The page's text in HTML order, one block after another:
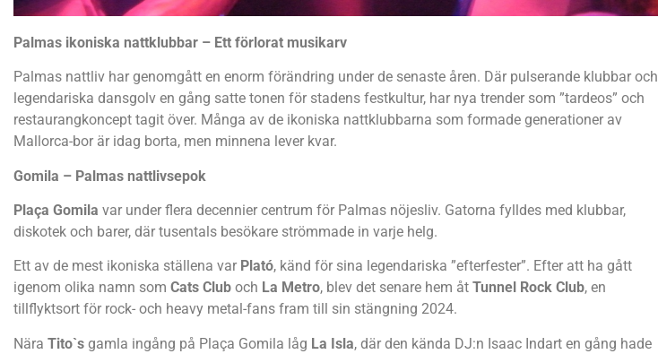
Palmas ikoniska nattklubbar – Ett förlorat musikarv
Palmas nattliv har genomgått en enorm förändring under de senaste åren. Där pulserande klubbar och
legendariska dansgolv en gång satte tonen för stadens festkultur, har nya trender som ”tardeos” och
restaurangkoncept tagit över. Många av de ikoniska nattklubbarna som formade generationer av
Mallorca-bor är idag borta, men minnena lever kvar.
Gomila – Palmas nattlivsepok
Plaça Gomila var under flera decennier centrum för Palmas nöjesliv. Gatorna fylldes med klubbar,
diskotek och barer, där tusentals besökare strömmade in varje helg.
Ett av de mest ikoniska ställena var Plató, känd för sina legendariska ”efterfester”. Efter att ha gått
igenom olika namn som Cats Club och La Metro, blev det senare hem åt Tunnel Rock Club, en
tillflyktsort för rock- och heavy metal-fans fram till sin stängning 2024.
Nära Tito`s gamla ingång på Plaça Gomila låg La Isla, där den kända DJ:n Isaac Indart en gång hade